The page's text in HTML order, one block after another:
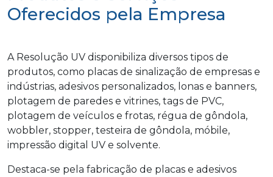
Oferecidos pela Empresa
A Resolução UV disponibiliza diversos tipos de
produtos, como placas de sinalização de empresas e
indústrias, adesivos personalizados, lonas e banners,
plotagem de paredes e vitrines, tags de PVC,
plotagem de veículos e frotas, régua de gôndola,
wobbler, stopper, testeira de gôndola, móbile,
impressão digital UV e solvente.
Destaca-se pela fabricação de placas e adesivos